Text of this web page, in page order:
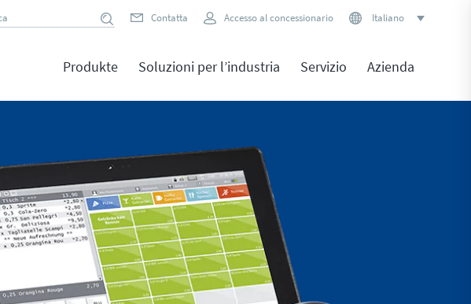
Contatta Accesso al concessionario Italiano
Produkte Soluzioni per l’industria Servizio Azienda